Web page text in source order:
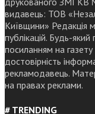
видавець: ТОВ
Київщини» Редакція
публікацій. Будь-
посиланням на
достовірність
рекламодавець.
на правах реклами.
# TRENDING